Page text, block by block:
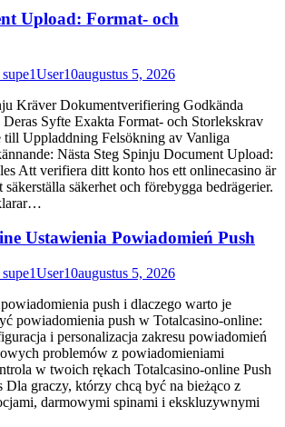
Upload: Format- och
supe1User10augustus 5, 2026
Kräver Dokumentverifiering Godkända
Syfte Exakta Format- och Storlekskrav
till Uppladdning Felsökning av Vanliga
Nästa Steg Spinju Document Upload:
Att verifiera ditt konto hos ett onlinecasino är
säkerhet och förebygga bedrägerier.
Ustawienia Powiadomień Push
supe1User10augustus 5, 2026
push i dlaczego warto je
powiadomienia push w Totalcasino-online:
i personalizacja zakresu powiadomień
problemów z powiadomieniami
w twoich rękach Totalcasino-online Push
graczy, którzy chcą być na bieżąco z
darmowymi spinami i ekskluzywnymi